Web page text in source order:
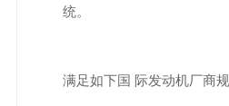
统。
满足如下国 际发动机厂商